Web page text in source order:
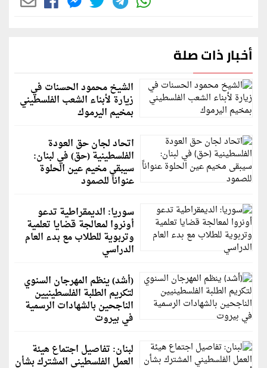
أخبار ذات صلة
الشيخ محمود الحسنات في
زيارة لأبناء الشعب الفلسطيني
بمخيم اليرموك
اتحاد لجان حق العودة
الفلسطينية (حق) في لبنان:
سيبقى مخيم عين الحلوة
عنواناً للصمود
سوريا: الديمقراطية تدعو
أونروا لمعالجة قضايا تعلمية
وتربوية للطلاب مع بدء العام
الدراسي
(أشد) ينظم المهرجان السنوي
لتكريم الطلبة الفلسطينيين
الناجحين بالشهادات الرسمية
في بيروت
لبنان: تفاصيل اجتماع هيئة
العمل الفلسطيني المشترك بشأن